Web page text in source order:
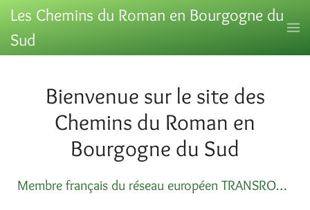
Les Chemins du Roman en Bourgogne du
Sud
Bienvenue sur le site des
Chemins du Roman en
Bourgogne du Sud
Membre français du réseau européen TRANSROMANICA, certifié Itinéraire culturel du Conseil de l’Europe !